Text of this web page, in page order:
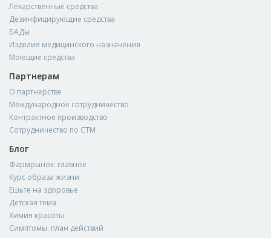
Лекарственные средства
Дезинфицирующие средства
БАДы
Изделия медицинского назначения
Моющие средства
Партнерам
О партнерстве
Международное сотрудничество
Контрактное производство
Сотрудничество по СТМ
Блог
Фармрынок: главное
Курс образа жизни
Ешьте на здоровье
Детская тема
Химия красоты
Симптомы: план действий